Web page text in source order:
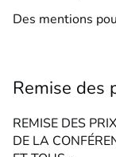
Des mentions
Remise des
REMISE DES
DE LA